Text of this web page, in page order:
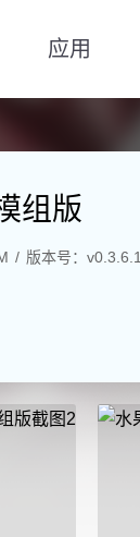
应用
组版
版本号：v0.3.6.1